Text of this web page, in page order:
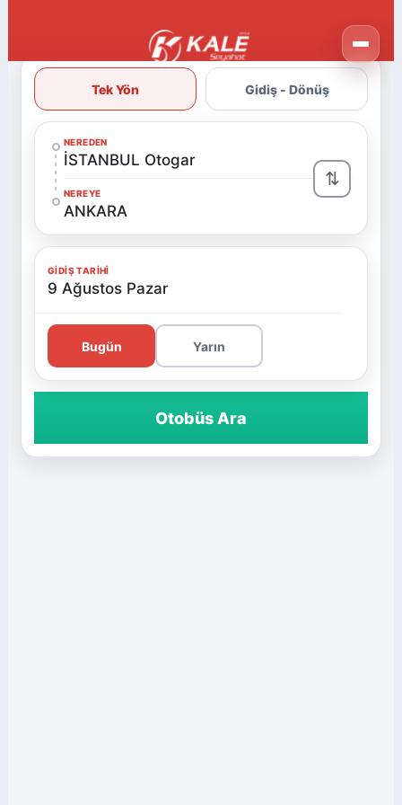
Tek Yön Gidiş - Dönüş
NEREDEN
İSTANBUL Otogar
NEREYE
ANKARA
⇅
GIDIŞ TARIHI
9 Ağustos Pazar
Bugün Yarın
Otobüs Ara